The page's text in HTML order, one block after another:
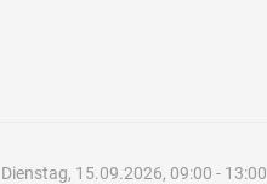
Dienstag, 15.09.2026, 09:00 - 13:00